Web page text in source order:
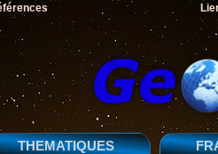
THEMATIQUES